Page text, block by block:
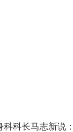
科长马志新说